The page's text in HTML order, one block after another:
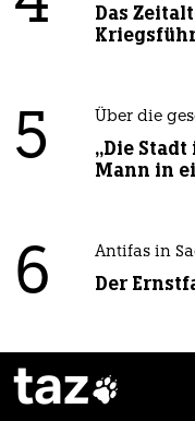
Das
5 Über die
„Die
Mann in
6 Antifas in
Der
taz